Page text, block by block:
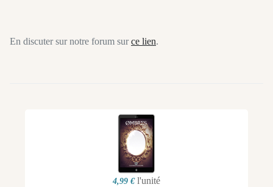
En discuter sur notre forum surce lien.
4,99 € l'unité